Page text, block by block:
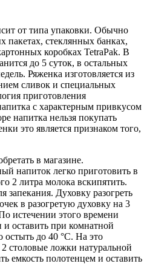
от типа упаковки. Обычно
пакетах, стеклянных банках,
коробках TetraPak. В
до 5 суток, в остальных
Ряженка изготовляется из
сливок и специальных
приготовления
с характерным привкусом
напитка нельзя покупать
это является признаком того,
в магазине.
напиток легко приготовить в
2 литра молока вскипятить.
запекания. Духовку разогреть
в разогретую духовку на 3
истечении этого времени
и оставить при комнатной
до 40 °C. На это
столовые ложки натуральной
емкость полотенцем и оставить